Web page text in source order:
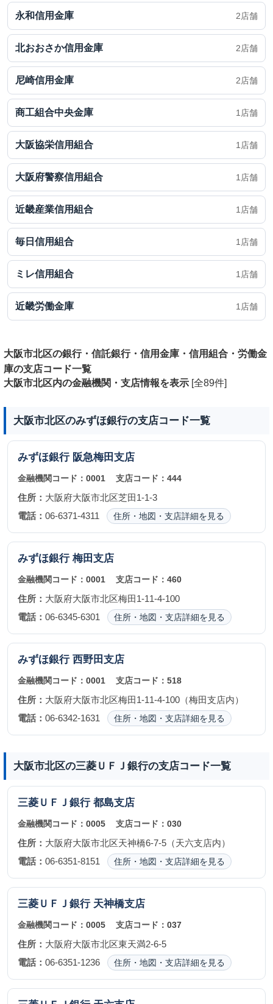
永和信用金庫 2店舗
北おおさか信用金庫 2店舗
尼崎信用金庫 2店舗
商工組合中央金庫 1店舗
大阪協栄信用組合 1店舗
大阪府警察信用組合 1店舗
近畿産業信用組合 1店舗
毎日信用組合 1店舗
ミレ信用組合 1店舗
近畿労働金庫 1店舗
大阪市北区の銀行・信託銀行・信用金庫・信用組合・労働金
庫の支店コード一覧
大阪市北区内の金融機関・支店情報を表示 [全89件]
大阪市北区のみずほ銀行の支店コード一覧
みずほ銀行 阪急梅田支店
金融機関コード： 0001 支店コード：444
住所： 大阪府大阪市北区芝田1-1-3
電話： 06-6371-4311 住所・地図・支店詳細を見る
みずほ銀行 梅田支店
金融機関コード： 0001 支店コード：460
住所： 大阪府大阪市北区梅田1-11-4-100
電話： 06-6345-6301 住所・地図・支店詳細を見る
みずほ銀行 西野田支店
金融機関コード： 0001 支店コード：518
住所： 大阪府大阪市北区梅田1-11-4-100（梅田支店内）
電話： 06-6342-1631 住所・地図・支店詳細を見る
大阪市北区の三菱ＵＦＪ銀行の支店コード一覧
三菱ＵＦＪ銀行 都島支店
金融機関コード： 0005 支店コード：030
住所： 大阪府大阪市北区天神橋6-7-5（天六支店内）
電話： 06-6351-8151 住所・地図・支店詳細を見る
三菱ＵＦＪ銀行 天神橋支店
金融機関コード： 0005 支店コード：037
住所： 大阪府大阪市北区東天満2-6-5
電話： 06-6351-1236 住所・地図・支店詳細を見る